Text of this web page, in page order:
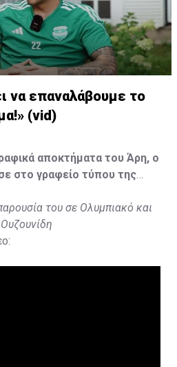
να επαναλάβουμε το
(vid)
αποκτήματα του Άρη, ο
στο γραφείο τύπου της
του σε Ολυμπιακό και